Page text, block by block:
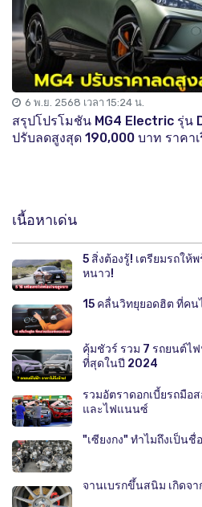
6 พ.ย. 2568 เวลา 15:24 น.
สรุปโปรโมชัน MG4 Electric รุ่น
ปรับลดสูงสุด 190,000 บาท ราคา
เนื้อหาเด่น
5 สิ่งต้องรู้! เตรียมรถให้
หนาว!
15 คลื่นวิทยุยอดฮิต ที่ค
คุ้มชัวร์ รวม 7 รถยนต์ไ
ที่สุดในปี 2024
รวมอัตราดอกเบี้ยรถมือ
และไฟแนนซ์
"เซียงกง" ทำไมถึงเป็นชื่
จานเบรกขึ้นสนิม เกิดจ